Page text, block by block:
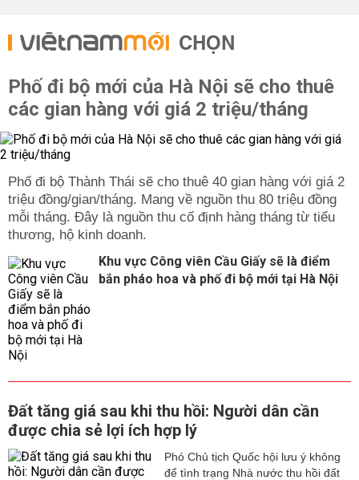
công trình thường do các chủ đầu tư đứng ra thực hiện,
công việc còn lại liên quan đến quy hoạch chi tiết 1/500
sẽ do chính quyền địa phương thực hiện để dễ dàng
quản lý xây dựng và cấp phép xây dựng sau này.
Bản đồ quy hoạch tỉnh Hải Dương phân khu tỷ lệ
1/2000
Bản đồ quy hoạch phân khu 1/2000 có nhiệm vụ phân
chia, xác định chức năng sử dụng đất và hệ thống kết
cấu hạ tầng nhằm cụ thể hóa nội dung của quy hoạch
chung đô thị.
Nội dung của quy hoạch phân khu 1/2000 bao gồm: xác
định phạm vi ranh giới, diện tích, tính chất khu vực lập
quy hoạch, chỉ tiêu dự kiến về dân số, sử dụng đất, hạ
tầng xã hội, hạ tầng kỹ thuật đối với từng ô phố và đấu
nối hạ tầng kỹ thuật chung; xác định chức năng sử dụng
đất cho từng khu vực. Đồng thời quy hoạch 1/2000 cũng
nhằm xác định vị trí công trình kỹ thuật và ranh giới trên
đất.
Quy hoạch phân khu 1/2000 có vai trò quan trọng bởi vì
nó liên quan tới quyền sử dụng đất nên có giá trị pháp lý
cao, nó là bằng chứng để giải quyết vấn đề tranh tụng.
Bản đồ quy hoạch tỉnh Hải Dương chung tỷ lệ 1/5000
CHỌN
Phố đi bộ mới của Hà Nội sẽ cho thuê
các gian hàng với giá 2 triệu/tháng
Phố đi bộ Thành Thái sẽ cho thuê 40 gian hàng với giá 2
triệu đồng/gian/tháng. Mang về nguồn thu 80 triệu đồng
mỗi tháng. Đây là nguồn thu cố định hàng tháng từ tiểu
thương, hộ kinh doanh.
Khu vực Công viên Cầu Giấy sẽ là điểm
bắn pháo hoa và phố đi bộ mới tại Hà Nội
Đất tăng giá sau khi thu hồi: Người dân cần
được chia sẻ lợi ích hợp lý
Phó Chủ tịch Quốc hội lưu ý không
để tình trạng Nhà nước thu hồi đất